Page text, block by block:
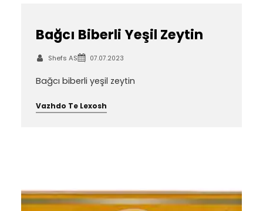
Bağcı Biberli Yeşil Zeytin
Shefs AS 07.07.2023
Bağcı biberli yeşil zeytin
Vazhdo Te Lexosh